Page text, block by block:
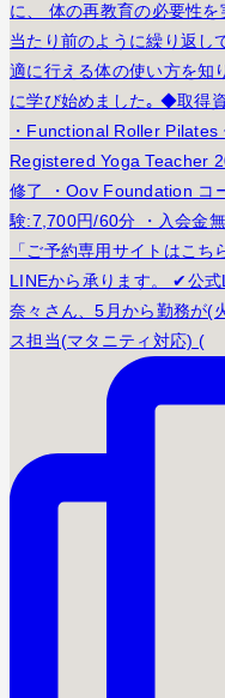
奈々さん、5月から勤務が
ス担当(マタニティ対応) (